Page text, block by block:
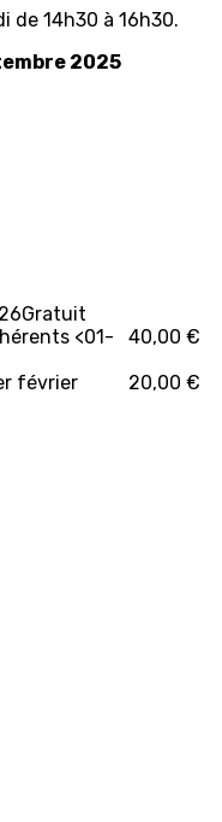
de 14h30 à 16h30.
2025
Gratuit
<01-
40,00 €
février
20,00 €